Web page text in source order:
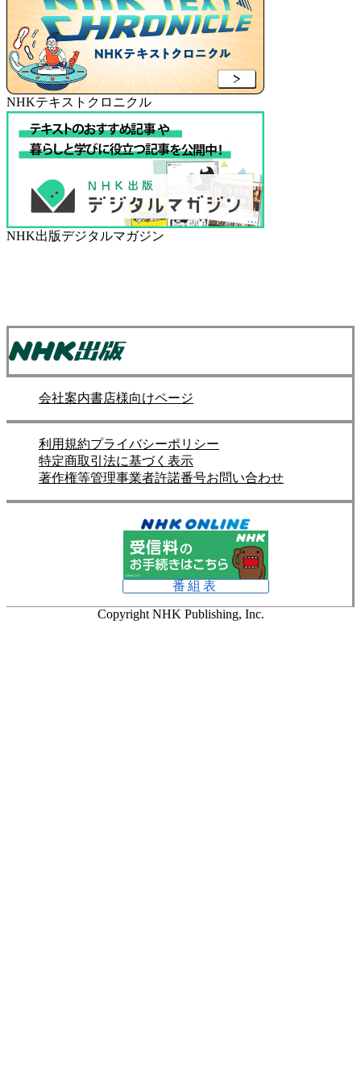
NHKテキストクロニクル
NHK出版デジタルマガジン
会社案内書店様向けページ
利用規約プライバシーポリシー
特定商取引法に基づく表示
著作権等管理事業者許諾番号お問い合わせ
番組表
Copyright NHK Publishing, Inc.